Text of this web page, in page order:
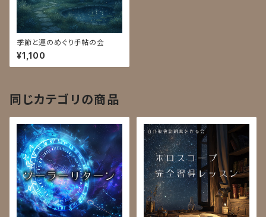
季節と運のめぐり手帖の会
¥1,100
同じカテゴリの商品